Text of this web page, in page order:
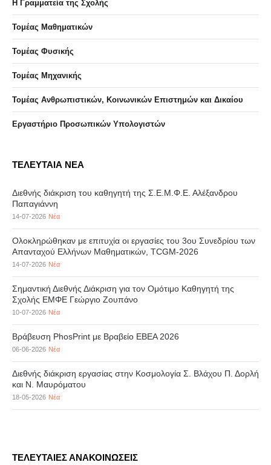
Η Γραμματεία της Σχολής
Τομέας Μαθηματικών
Τομέας Φυσικής
Τομέας Μηχανικής
Τομέας Ανθρωπιστικών, Κοινωνικών Επιστημών και Δικαίου
Eργαστήριo Προσωπικών Υπολογιστών
ΤΕΛΕΥΤΑΙΑ ΝΕΑ
Διεθνής διάκριση του καθηγητή της Σ.Ε.Μ.Φ.Ε. Αλέξανδρου
Παπαγιάννη
14-07-2026 Νέα
Ολοκληρώθηκαν με επιτυχία οι εργασίες του 3ου Συνεδρίου των
Απανταχού Ελλήνων Μαθηματικών, TCGM-2026
14-07-2026 Νέα
Σημαντική Διεθνής Διάκριση για τον Ομότιμο Καθηγητή της
Σχολής ΕΜΦΕ Γεώργιο Ζουπάνο
10-07-2026 Νέα
Βράβευση PhosPrint με Βραβείο ΕΒΕΑ 2026
06-06-2026 Νέα
Διεθνής διάκριση εργασίας στην Κοσμολογία Σ. Βλάχου Π. Δορλή
και Ν. Μαυρόματου
18-05-2026 Νέα
ΤΕΛΕΥΤΑΙΕΣ ΑΝΑΚΟΙΝΩΣΕΙΣ